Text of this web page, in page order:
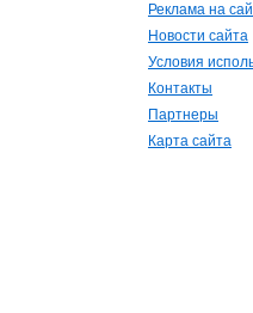
Реклама на
Новости сайта
Условия
Контакты
Партнеры
Карта сайта